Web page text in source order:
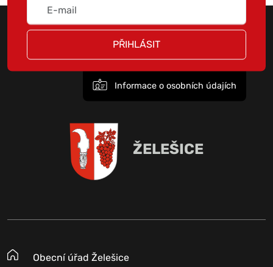
PŘIHLÁSIT
Informace o osobních údajích
ŽELEŠICE
Obecní úřad Želešice